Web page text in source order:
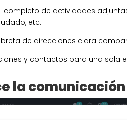
completo de actividades
etc.
de direcciones clara
y contactos para una sola
la comunicación